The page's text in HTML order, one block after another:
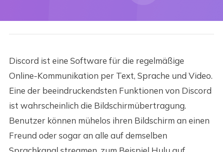
Discord ist eine Software für die regelmäßige
Online-Kommunikation per Text, Sprache und Video.
Eine der beeindruckendsten Funktionen von Discord
ist wahrscheinlich die Bildschirmübertragung.
Benutzer können mühelos ihren Bildschirm an einen
Freund oder sogar an alle auf demselben